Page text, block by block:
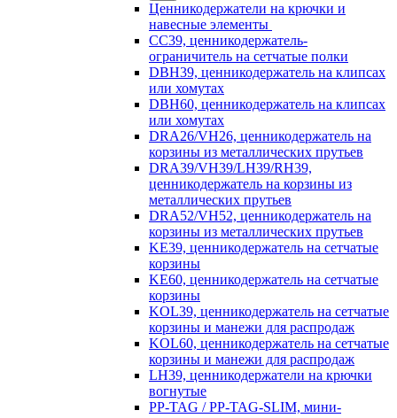
Ценникодержатели на крючки и
навесные элементы
CC39, ценникодержатель-
ограничитель на сетчатые полки
DBH39, ценникодержатель на клипсах
или хомутах
DBH60, ценникодержатель на клипсах
или хомутах
DRA26/VH26, ценникодержатель на
корзины из металлических прутьев
DRA39/VH39/LH39/RH39,
ценникодержатель на корзины из
металлических прутьев
DRA52/VH52, ценникодержатель на
корзины из металлических прутьев
KE39, ценникодержатель на сетчатые
корзины
KE60, ценникодержатель на сетчатые
корзины
KOL39, ценникодержатель на сетчатые
корзины и манежи для распродаж
KOL60, ценникодержатель на сетчатые
корзины и манежи для распродаж
LH39, ценникодержатели на крючки
вогнутые
PP-TAG / PP-TAG-SLIM, мини-